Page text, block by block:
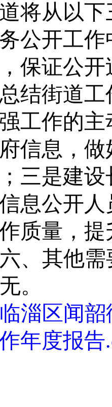
将从以
公开工
保证公
结街道
工作的
信息，
三是建
息公开
质量，
六、其他
无。
临淄区闻韶
年度报告